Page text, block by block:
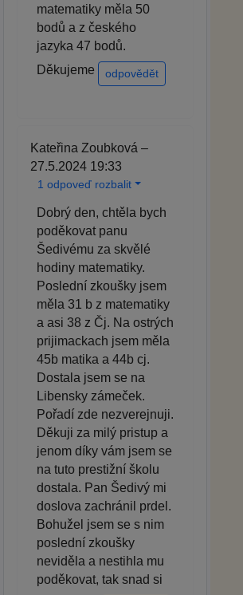
matematiky měla 50
bodů a z českého
jazyka 47 bodů.
Děkujeme
odpovědět
Kateřina Zoubková –
27.5.2024 19:33
1 odpoveď rozbalit
Dobrý den, chtěla bych
poděkovat panu
Šedivému za skvělé
hodiny matematiky.
Poslední zkoušky jsem
měla 31 b z matematiky
a asi 38 z Čj. Na ostrých
prijimackach jsem měla
45b matika a 44b cj.
Dostala jsem se na
Libensky zámeček.
Pořadí zde nezverejnuji.
Děkuji za milý pristup a
jenom díky vám jsem se
na tuto prestižní školu
dostala. Pan Šedivý mi
doslova zachránil prdel.
Bohužel jsem se s nim
poslední zkoušky
neviděla a nestihla mu
poděkovat, tak snad si